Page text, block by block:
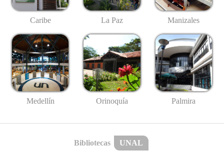
Caribe La Paz Manizales
Medellín Orinoquía Palmira
Bibliotecas UNAL